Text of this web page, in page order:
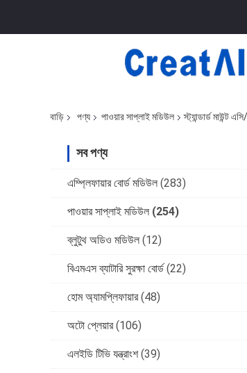
বাড়ি পণ্য পাওয়ার সাপ্লাই মডিউল স্ট্যান্ডার্ড
সব পণ্য
এম্প্লিফায়ার বোর্ড মডিউল (283)
পাওয়ার সাপ্লাই মডিউল (254)
ব্লুটুথ অডিও মডিউল (12)
বিএমএস ব্যাটারি সুরক্ষা বোর্ড (22)
হোম অ্যামপ্লিফায়ার (48)
অটো প্লেয়ার (106)
এলইডি টিভি যন্ত্রাংশ (39)